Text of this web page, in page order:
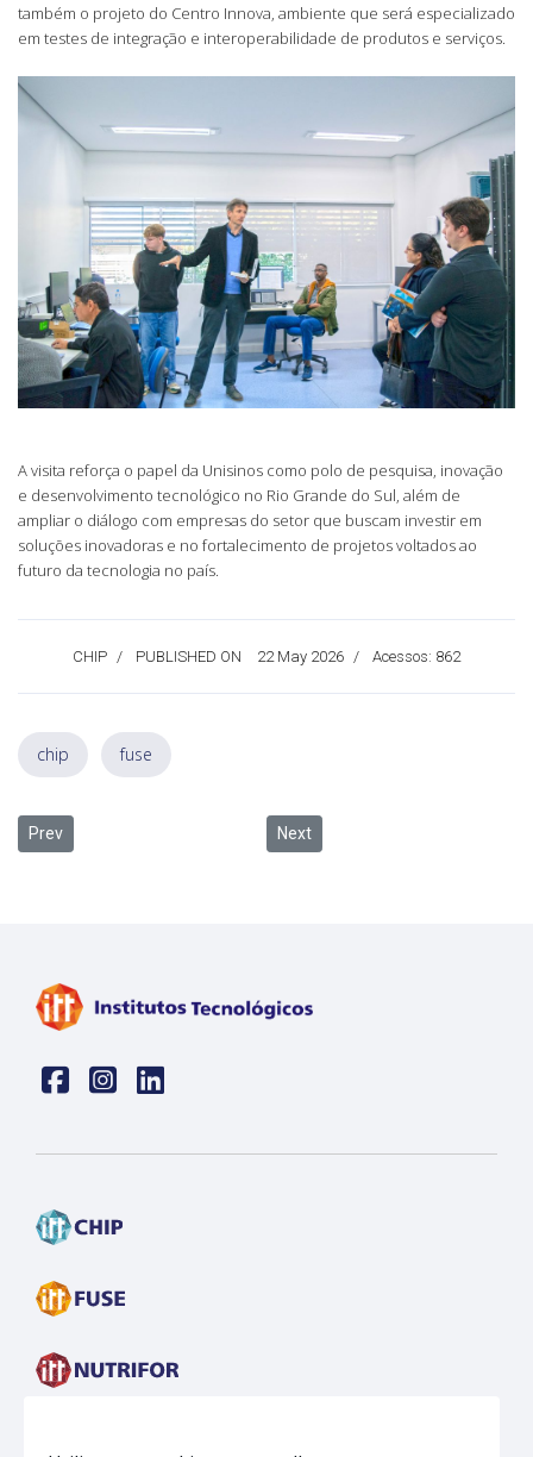
também o projeto do Centro Innova, ambiente que será especializado
em testes de integração e interoperabilidade de produtos e serviços.
A visita reforça o papel da Unisinos como polo de pesquisa, inovação
e desenvolvimento tecnológico no Rio Grande do Sul, além de
ampliar o diálogo com empresas do setor que buscam investir em
soluções inovadoras e no fortalecimento de projetos voltados ao
futuro da tecnologia no país.
CHIP PUBLISHED ON 22 May 2026 Acessos: 862
chip fuse
Previous article: itt Chip lidera debates no Semicon LAC 2026 e
Prev Next article: Unisinos e
Next